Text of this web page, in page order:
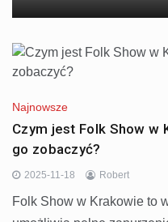
Najnowsze
Czym jest Folk Show w
go zobaczyć?
2025-11-18 Robert
Folk Show w Krakowie to